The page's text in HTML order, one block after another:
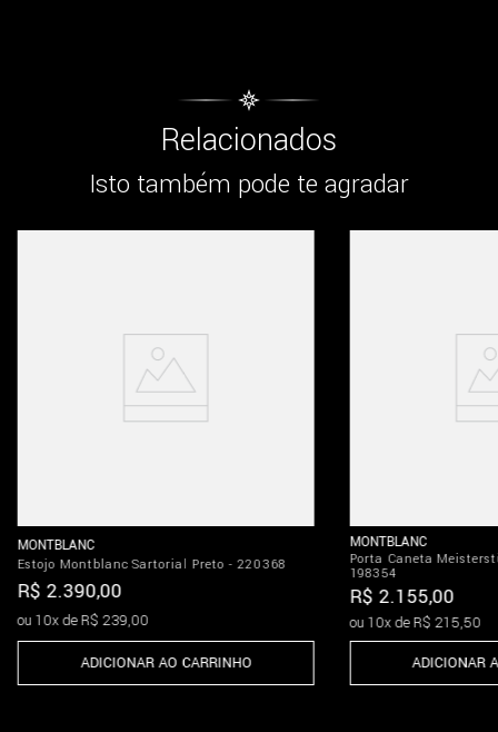
Relacionados
Isto também pode te agradar
MONTBLANC
Estojo Montblanc Sartorial Preto - 220368
R$ 2.390,00
ou 10x deR$ 239,00
ADICIONAR AO CARRINHO
MONTBLANC
Porta Caneta
198354
R$ 2.155,00
ou 10x deR$ 215,50
ADICIONAR